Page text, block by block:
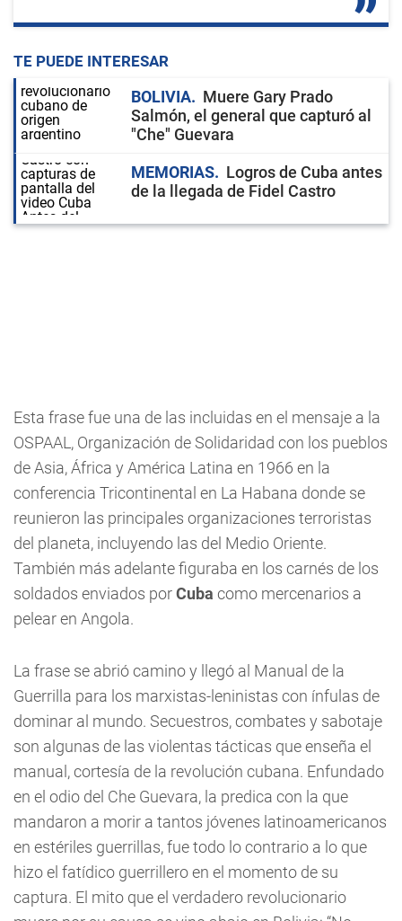
TE PUEDE INTERESAR
BOLIVIA
Muere Gary Prado
Salmón, el general que capturó al
"Che" Guevara
MEMORIAS
Logros de Cuba antes
de la llegada de Fidel Castro
Esta frase fue una de las incluidas en el mensaje a la
OSPAAL, Organización de Solidaridad con los pueblos
de Asia, África y América Latina en 1966 en la
conferencia Tricontinental en La Habana donde se
reunieron las principales organizaciones terroristas
del planeta, incluyendo las del Medio Oriente.
También más adelante figuraba en los carnés de los
soldados enviados porCuba como mercenarios a
pelear en Angola.
La frase se abrió camino y llegó al Manual de la
Guerrilla para los marxistas-leninistas con ínfulas de
dominar al mundo. Secuestros, combates y sabotaje
son algunas de las violentas tácticas que enseña el
manual, cortesía de la revolución cubana. Enfundado
en el odio del Che Guevara, la predica con la que
mandaron a morir a tantos jóvenes latinoamericanos
en estériles guerrillas, fue todo lo contrario a lo que
hizo el fatídico guerrillero en el momento de su
captura. El mito que el verdadero revolucionario